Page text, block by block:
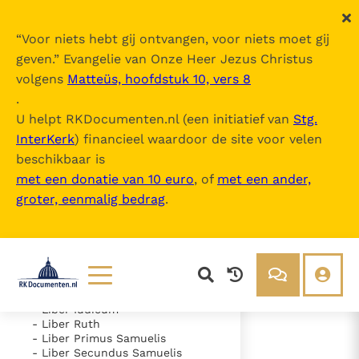
“Voor niets hebt gij ontvangen, voor niets moet gij
geven.” Evangelie van Onze Heer Jezus Christus
volgens Matteüs, hoofdstuk 10, vers 8
.
U helpt RKDocumenten.nl (een initiatief van Stg.
InterKerk) financieel waardoor de site voor velen
beschikbaar is
met een donatie van 10 euro, of met een ander,
groter, eenmalig bedrag.
Lezen
Documenten
Over ons
Nova Vulgata
Inhoudsopgave
uitklappen
- Vetus Testamentum
- Liber Exodus
- Liber Numeri
- Liber Deuteronomii
- Liber Iudicum
- Liber Ruth
- Liber Primus Samuelis
- Liber Secundus Samuelis
- Caput 1